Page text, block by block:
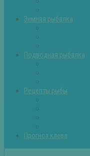
Зимняя рыбалка
Подводная рыбалка
Рецепты рыбы
Прогноз клева